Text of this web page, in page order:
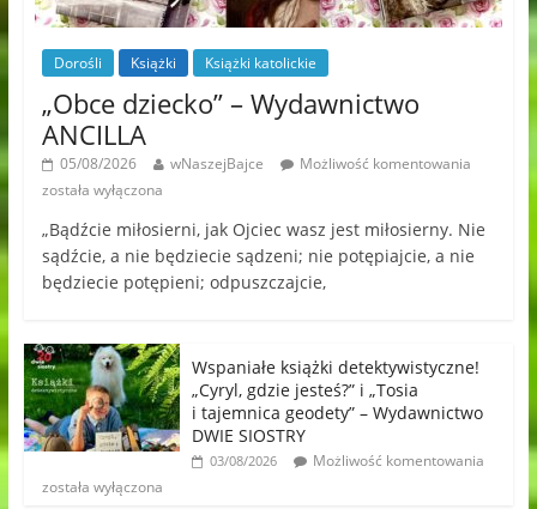
Dorośli Książki Książki katolickie
„Obce dziecko” – Wydawnictwo
ANCILLA
05/08/2026 wNaszejBajce
Możliwość komentowania
została wyłączona
„Bądźcie miłosierni, jak Ojciec wasz jest miłosierny. Nie
sądźcie, a nie będziecie sądzeni; nie potępiajcie, a nie
będziecie potępieni; odpuszczajcie,
Wspaniałe książki detektywistyczne!
„Cyryl, gdzie jesteś?” i „Tosia
i tajemnica geodety” – Wydawnictwo
DWIE SIOSTRY
03/08/2026
Możliwość komentowania
została wyłączona